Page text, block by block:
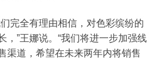
完全有理由相信，对色彩缤纷的
，”王娜说。“我们将进一步加强线
渠道，希望在未来两年内将销售